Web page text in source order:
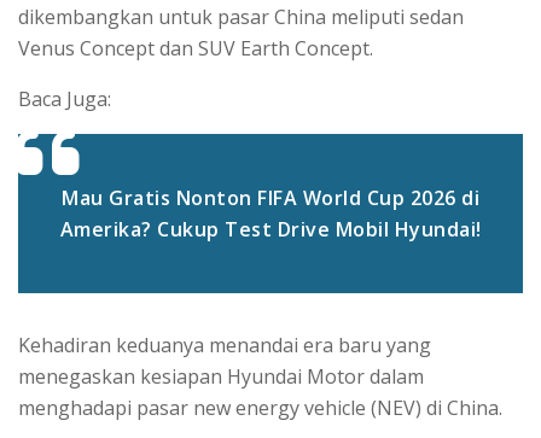
dikembangkan untuk pasar China meliputi sedan
Venus Concept dan SUV Earth Concept.
Baca Juga:
Mau Gratis Nonton FIFA World Cup 2026 di
Amerika? Cukup Test Drive Mobil Hyundai!
Kehadiran keduanya menandai era baru yang
menegaskan kesiapan Hyundai Motor dalam
menghadapi pasar new energy vehicle (NEV) di China.